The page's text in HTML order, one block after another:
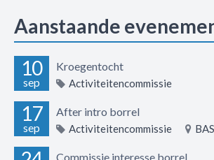
Aanstaande
10
sep
Kroegentocht
Activiteitencommissie
17
sep
After intro borrel
Activiteitencommissie BAS
Commissie interesse borrel